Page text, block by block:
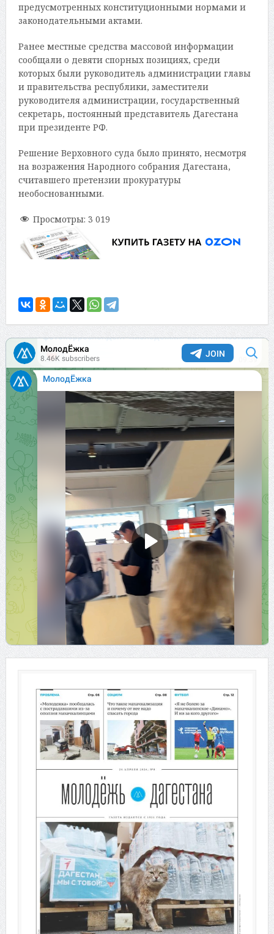
предусмотренных конституционными нормами и
законодательными актами.
Ранее местные средства массовой информации
сообщали о девяти спорных позициях, среди
которых были руководитель администрации главы
и правительства республики, заместители
руководителя администрации, государственный
секретарь, постоянный представитель Дагестана
при президенте РФ.
Решение Верховного суда было принято, несмотря
на возражения Народного собрания Дагестана,
считавшего претензии прокуратуры
необоснованными.
Просмотры: 3 019